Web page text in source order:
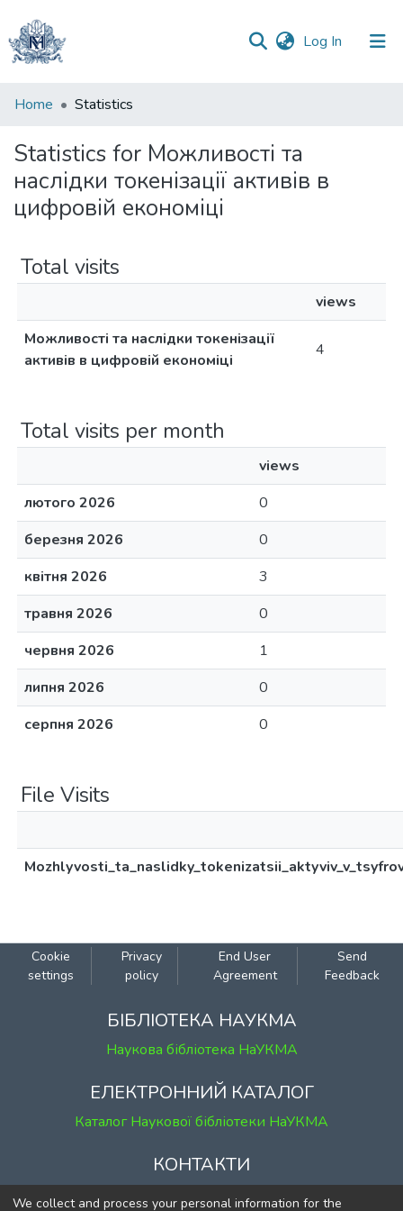
Log In (current)
Communities
Collections
All of DSpace
Home Statistics
Statistics for Можливості та
наслідки токенізації активів в
цифровій економіці
Total visits
views
Можливості та наслідки токенізації
активів в цифровій економіці
4
Total visits per month
views
лютого 2026
0
березня 2026
0
квітня 2026
3
травня 2026
0
червня 2026
1
липня 2026
0
серпня 2026
0
File Visits
Cookie
settings
Privacy
policy
End User
Agreement
Send
Feedback
БІБЛІОТЕКА НАУКМА
Наукова бібліотека НаУКМА
ЕЛЕКТРОННИЙ КАТАЛОГ
Каталог Наукової бібліотеки НаУКМА
КОНТАКТИ
м. Київ, вул. Григорія Сковороди, 2
We collect and process your personal information for the